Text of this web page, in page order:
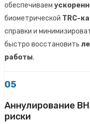
обеспечиваем
биометрической TRC-
справки и
быстро восстановить
работы.
05
Аннулирование
риски